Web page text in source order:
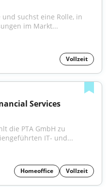
suchst eine Rolle, in
im Markt...
Vollzeit
Services
die PTA GmbH zu
IT- und...
Homeoffice Vollzeit